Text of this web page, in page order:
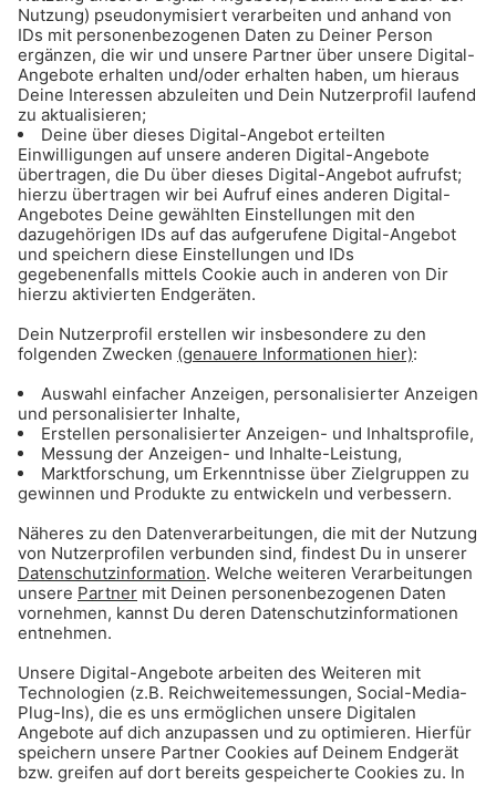
Münchens beste Musik 24/7 in
den kostenlosen Radio Gong
96.3 Streams:
Gong 96.3 Münchens Top 50
Die aktuellen München-Charts mit den 50
angesagtesten Hits der Stadt